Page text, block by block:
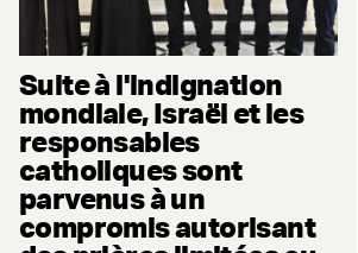
Suite à l'indignation
mondiale, Israël et les
responsables
catholiques sont
parvenus à un
compromis autorisant